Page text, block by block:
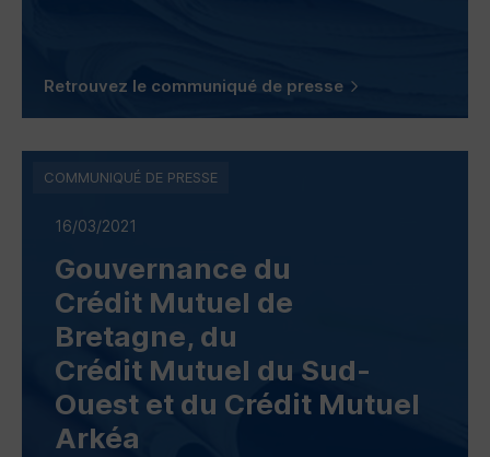
Retrouvez le communiqué de presse
16/03/2021
Gouvernance du
Crédit Mutuel de
Bretagne, du
Crédit Mutuel du Sud-
Ouest et du Crédit Mutuel
Arkéa
COMMUNIQUÉ DE PRESSE